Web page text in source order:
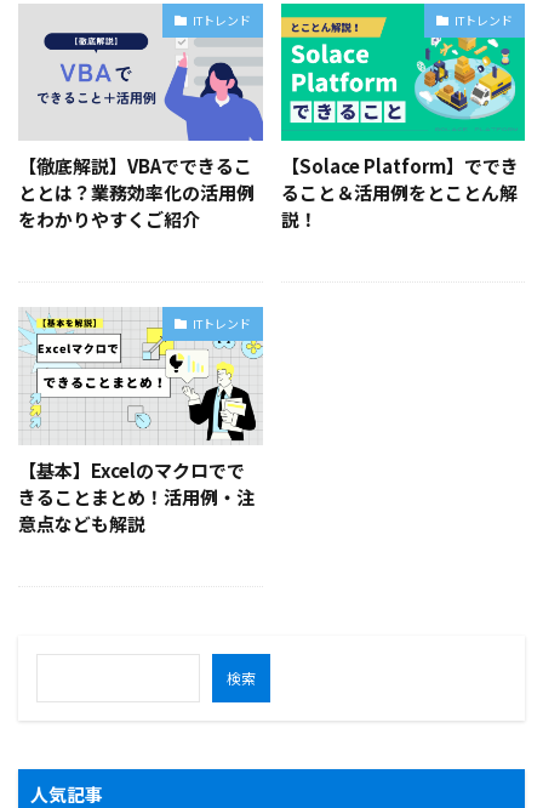
ITトレンド
【徹底解説】VBAでできるこ
ととは？業務効率化の活用例
をわかりやすくご紹介
ITトレンド
【Solace Platform】ででき
ること＆活用例をとことん解
説！
ITトレンド
【基本】Excelのマクロでで
きることまとめ！活用例・注
意点なども解説
検索
人気記事